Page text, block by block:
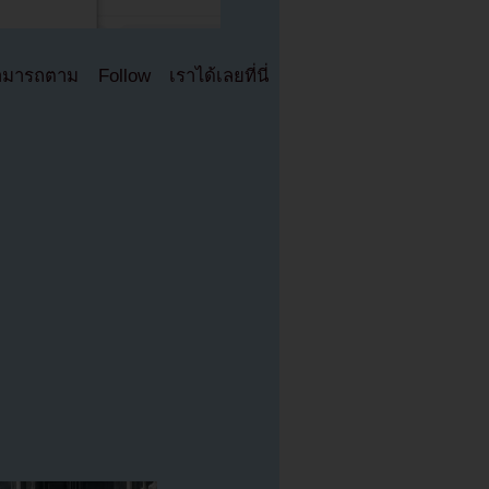
มารถตาม Follow เราได้เลยที่นี่